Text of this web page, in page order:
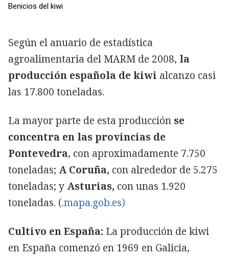
Benicios del kiwi
Según el anuario de estadística
agroalimentaria del MARM de 2008, la
producción española de kiwi alcanzo casi
las 17.800 toneladas.
La mayor parte de esta producción se
concentra en las provincias de
Pontevedra, con aproximadamente 7.750
toneladas; A Coruña, con alrededor de 5.275
toneladas; y Asturias, con unas 1.920
toneladas. (.mapa.gob.es)
Cultivo en España: La producción de kiwi
en España comenzó en 1969 en Galicia,